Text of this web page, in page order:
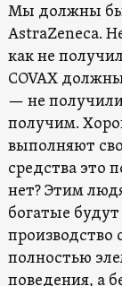
Мы должны
AstraZeneca.
как не
COVAX
— не
получим.
выполняют
средства это
нет? Этим
богатые
производство
полностью
поведения, а